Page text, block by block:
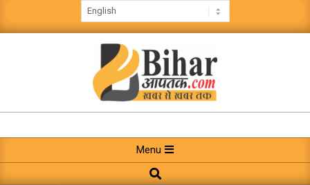
to
BIHAR
AAPTAK
Navigation
Menu
Menu
Search